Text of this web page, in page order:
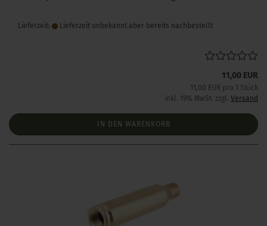
Lieferzeit: Lieferzeit unbekannt aber bereits nachbestellt
11,00 EUR
11,00 EUR pro 1 Stück
inkl. 19% MwSt. zzgl. Versand
IN DEN WARENKORB